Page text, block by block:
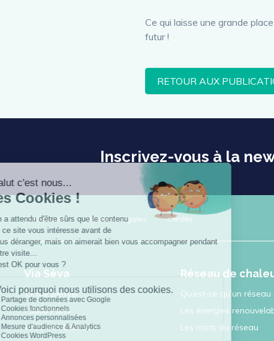
Ce qui laisse une grande
futur !
RETOUR AUX
Inscrivez-vous à la
Plan du site Mentions légales Crédits
Via Sèva
11 rue Berryer
75008 Paris
+331 44 70 63 90
Réseau de
Qu’est-ce qu’un
Les énergies
Les mots du réseau